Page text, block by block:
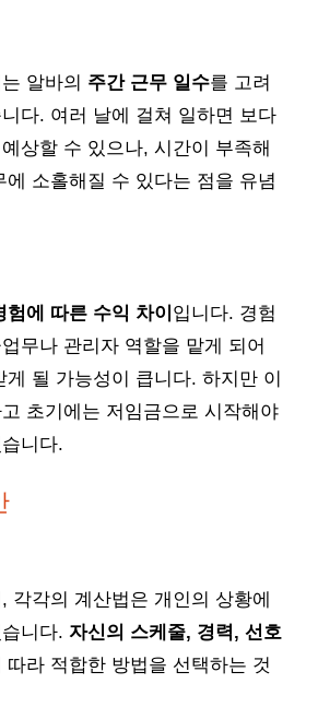
알바의 주간 근무 일수를 고려
다. 여러 날에 걸쳐 일하면 보다
상할 수 있으나, 시간이 부족해
에 소홀해질 수 있다는 점을 유념
험에 따른 수익 차이 입니다. 경험
무나 관리자 역할을 맡게 되어
게 될 가능성이 큽니다. 하지만 이
초기에는 저임금으로 시작해야
니다.
각각의 계산법은 개인의 상황에
니다. 자신의 스케줄, 경력, 선호
따라 적합한 방법을 선택하는 것